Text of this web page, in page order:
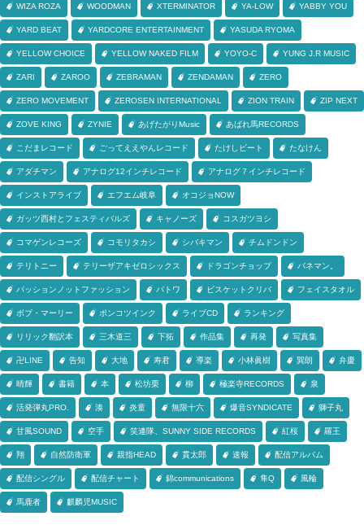
WIZA ROZA WOODMAN XTERMINATOR YA-LOW YABBY YOU
YARD BEAT YARDCORE ENTERTAINMENT YASUDA RYOMA
YELLOW CHOICE YELLOW NAKED FILM YOYO-C YUNG J.R MUSIC
ZARI ZAROO ZEBRAMAN ZENDAMAN ZERO
ZERO MOVEMENT ZEROSEN INTERNATIONAL ZION TRAIN ZIP NEXT
ZOVE KING ZYNIE あげたがりMusic あばれ馬RECORDS
こだまレコード ごってええやんレコード たけしビート たなけん
アダチマン アナログ12インチレコード アナログ７インチレコード
インストアライブ エフエム岐阜 オコジョNOW
ガッツ西村とフェスティバルズ キャノーズ コスガツヨシ
コマゲンレコーズ コモリタカシ シバキマン チムドンドン
テリトニー テリーザアキゼロシックス ドラゴンチョップ バネマン。
パッションノットファッション パトワ ビスケットクリバ フェイスタオル
ボブ・マーリー ポンコツインク ライブCD ランキング
リリック翻訳本 三木道三 下拓 作品集 再発 写真集
卍LINE 告知 大地 寿君 導楽 小林眞樹 巽朗 弁慶
晴輝 書籍 本 松坊栗 柳 極楽寺RECORDS 泉
活発弾丸PRO. 湊 炎童 無限十六 爆音SYNDICATE 獅子丸
甘風SOUND 空手 笑連隊、SUNNY SIDE RECORDS 紅桜 羅王
翔 自然防衛軍 親指HEAD 貫太郎 速報 配信アルバム
配信シングル 配信チャート 錦communications 隼Q 風輪
馬鹿者 麒麟児MUSIC